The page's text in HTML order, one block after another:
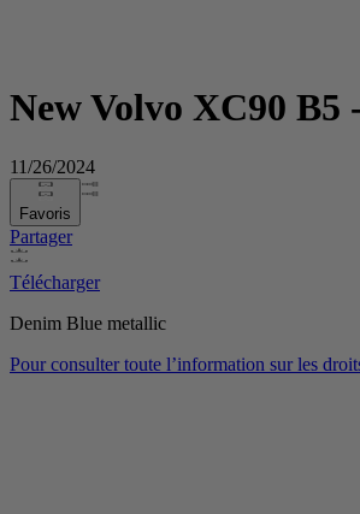
New Volvo XC90 B5
11/26/2024
Favoris
Partager
Télécharger
Denim Blue metallic
Pour consulter toute l’information sur les